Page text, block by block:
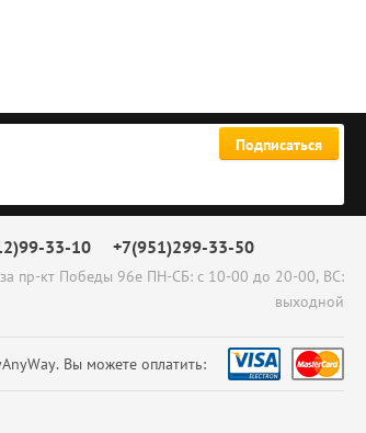
Подписаться
33-10 +7(951)299-33-50
пр-кт Победы 96е ПН-СБ: с 10-00 до 20-00, ВС:
выходной
Вы можете оплатить: